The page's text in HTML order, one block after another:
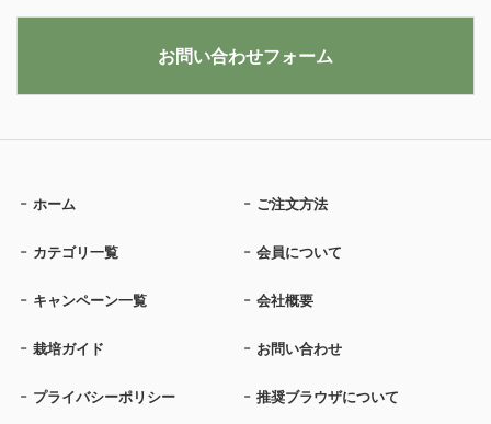
ホーム ご注文方法
カテゴリ一覧 会員について
キャンペーン一覧 会社概要
栽培ガイド お問い合わせ
プライバシーポリシー 推奨ブラウザについて
お問い合わせフォーム